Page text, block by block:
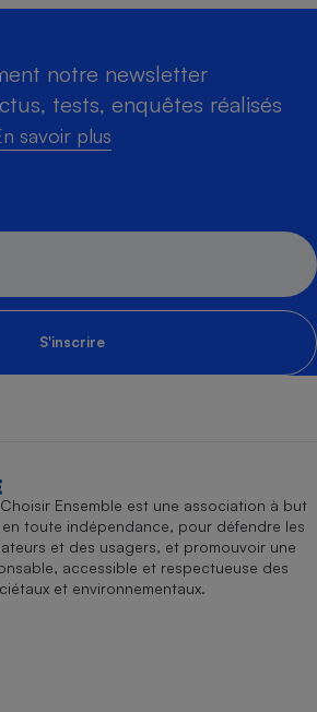
notre newsletter
tests, enquêtes réalisés
savoir plus
S'inscrire
Ensemble est une association à but
toute indépendance, pour défendre les
et des usagers, et promouvoir une
accessible et respectueuse des
et environnementaux.